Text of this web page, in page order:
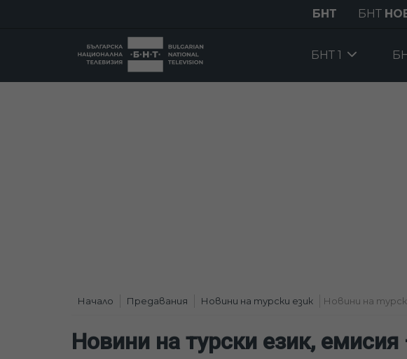
БНТ БНТ
БНТ 1
Начало Предавания Новини на турски език Новини на турски
Новини на турски език,